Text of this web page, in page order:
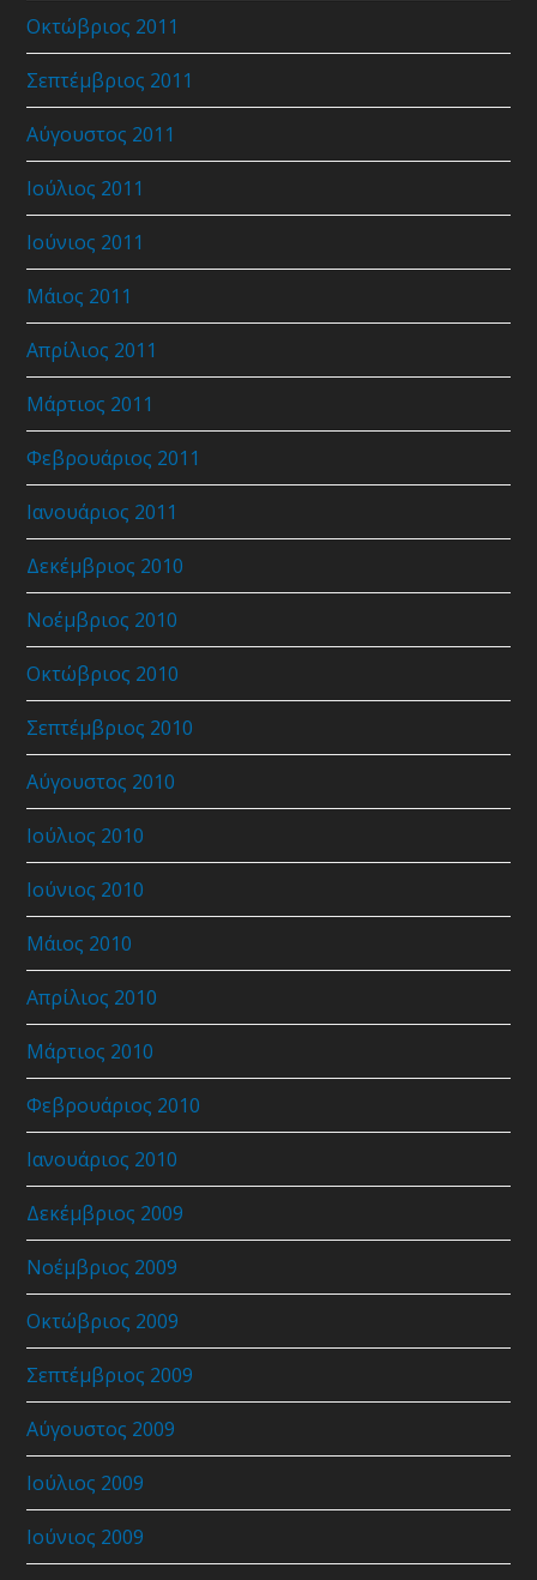
Οκτώβριος 2011
Σεπτέμβριος 2011
Αύγουστος 2011
Ιούλιος 2011
Ιούνιος 2011
Μάιος 2011
Απρίλιος 2011
Μάρτιος 2011
Φεβρουάριος 2011
Ιανουάριος 2011
Δεκέμβριος 2010
Νοέμβριος 2010
Οκτώβριος 2010
Σεπτέμβριος 2010
Αύγουστος 2010
Ιούλιος 2010
Ιούνιος 2010
Μάιος 2010
Απρίλιος 2010
Μάρτιος 2010
Φεβρουάριος 2010
Ιανουάριος 2010
Δεκέμβριος 2009
Νοέμβριος 2009
Οκτώβριος 2009
Σεπτέμβριος 2009
Αύγουστος 2009
Ιούλιος 2009
Ιούνιος 2009